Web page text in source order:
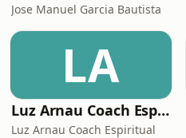
Jose Manuel Garcia Bautista
LA
Luz Arnau Coach Espiritual Oficial
Luz Arnau Coach Espiritual